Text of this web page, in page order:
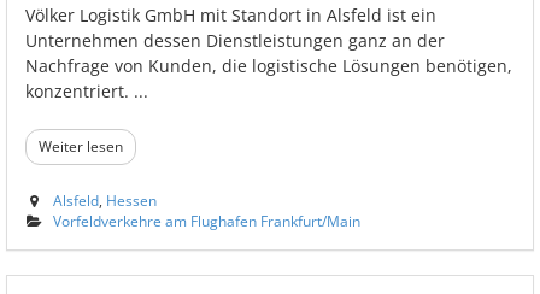
Völker Logistik GmbH mit Standort in Alsfeld ist ein
Unternehmen dessen Dienstleistungen ganz an der
Nachfrage von Kunden, die logistische Lösungen benötigen,
konzentriert. ...
Weiter lesen
Alsfeld Hessen
Vorfeldverkehre am Flughafen Frankfurt/Main